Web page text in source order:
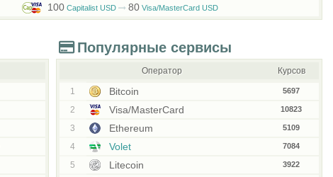
100Capitalist USD 80Visa/MasterCard USD
Популярные сервисы
Оператор Курсов
1 Bitcoin 5697
2 Visa/MasterCard 10823
3 Ethereum 5109
4 Volet 7084
5 Litecoin 3922